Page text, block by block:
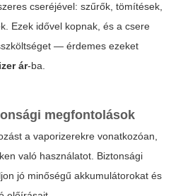
cseréjével: szűrők, tömítések,
Ezek idővel kopnak, és a csere
— érdemes ezeket
ár-ba.
megfontolások
a vaporizerekre vonatkozóan,
való használatot. Biztonsági
jó minőségű akkumulátorokat és